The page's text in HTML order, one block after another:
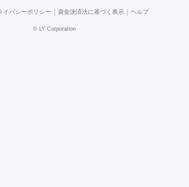
イバシーポリシー 資金決済法に基づく表示 ヘルプ
© LY Corporation